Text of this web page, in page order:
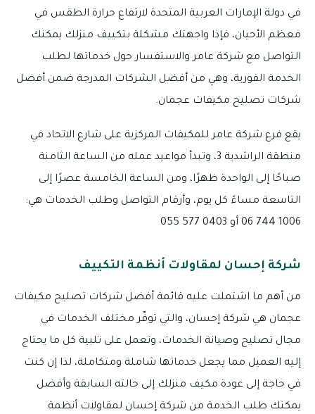
في دولة الإمارات العربية المتحدة لارتفاع حرارة الطقس في
معظم الأحيان، فإذا واجهتك مشكلة بتكييف منزلك يمكنك
التواصل مع شركة عامر والاستفسار حول خدماتها لطلب
الخدمة الفورية، وهي من أفضل الشركات المدرجة ضمن أفضل
شركات تصليح مكيفات عجمان.
يقع فرع شركة عامر للمكيفات المركزية على شارع الاتحاد في
منطقة الراشدية 3، وتبدأ مواعيد عمله من الساعة الثامنة
صباحًا إلى الواحدة ظهرًا، ومن الساعة الخامسة عصرًا إلى
التاسعة مساءً كل يوم، وأرقام التواصل وطلب الخدمات هي:
1006 744 06 أو 0403 577 055
شركة إحسان لمقاولات أنظمة التكييف
من أهم ما اشتملت عليه قائمة أفضل شركات تصليح مكيفات
عجمان هي شركة إحسان، والتي توفّر مختلف الخدمات في
مجال تصليح وصيانة الخدمات، وتعمل على تلبية كل ما يحتاج
إليه العميل مما يجعل خدماتها شاملة ومتكاملة، لذا إن كنت
في حاجة إلى عودة مكيف منزلك إلى حالته السابقة وأفضل
يمكنك طلب الخدمة من شركة إحسان لمقاولات أنظمة